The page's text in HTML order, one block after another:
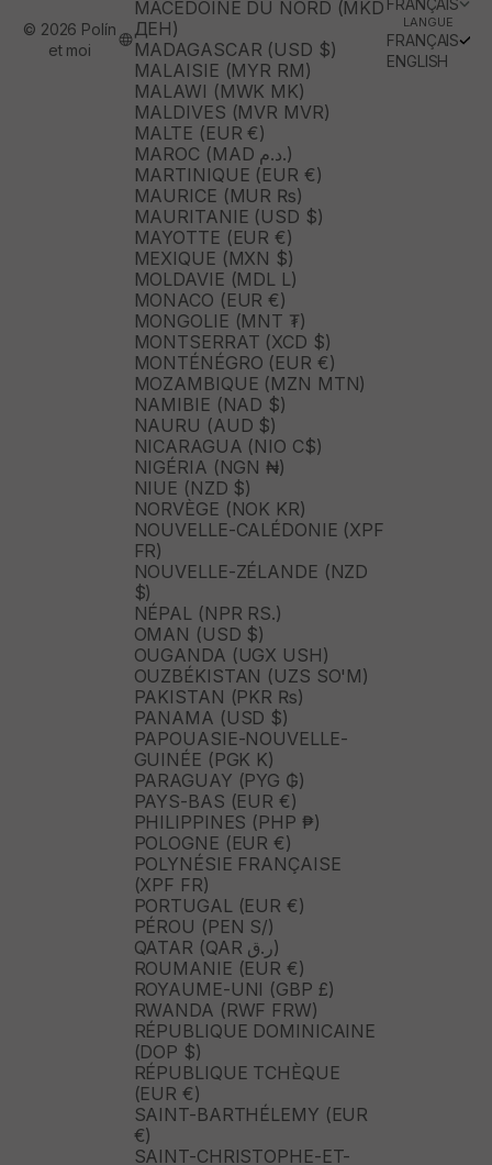
MACÉDOINE DU NORD (MKD
ДЕН)
MADAGASCAR (USD $)
MALAISIE (MYR RM)
MALAWI (MWK MK)
MALDIVES (MVR MVR)
MALTE (EUR €)
MAROC (MAD د.م.)
MARTINIQUE (EUR €)
MAURICE (MUR ₨)
MAURITANIE (USD $)
MAYOTTE (EUR €)
MEXIQUE (MXN $)
MOLDAVIE (MDL L)
MONACO (EUR €)
MONGOLIE (MNT ₮)
MONTSERRAT (XCD $)
MONTÉNÉGRO (EUR €)
MOZAMBIQUE (MZN MTN)
NAMIBIE (NAD $)
NAURU (AUD $)
NICARAGUA (NIO C$)
NIGÉRIA (NGN ₦)
NIUE (NZD $)
NORVÈGE (NOK KR)
NOUVELLE-CALÉDONIE (XPF
FR)
NOUVELLE-ZÉLANDE (NZD
$)
NÉPAL (NPR RS.)
OMAN (USD $)
OUGANDA (UGX USH)
OUZBÉKISTAN (UZS SO'M)
PAKISTAN (PKR ₨)
PANAMA (USD $)
PAPOUASIE-NOUVELLE-
GUINÉE (PGK K)
PARAGUAY (PYG ₲)
PAYS-BAS (EUR €)
PHILIPPINES (PHP ₱)
POLOGNE (EUR €)
POLYNÉSIE FRANÇAISE
(XPF FR)
PORTUGAL (EUR €)
PÉROU (PEN S/)
QATAR (QAR ر.ق)
ROUMANIE (EUR €)
ROYAUME-UNI (GBP £)
RWANDA (RWF FRW)
RÉPUBLIQUE DOMINICAINE
(DOP $)
RÉPUBLIQUE TCHÈQUE
(EUR €)
SAINT-BARTHÉLEMY (EUR
€)
SAINT-CHRISTOPHE-ET-
LANGUE
FRANÇAIS
ENGLISH
© 2026 Polín
et moi